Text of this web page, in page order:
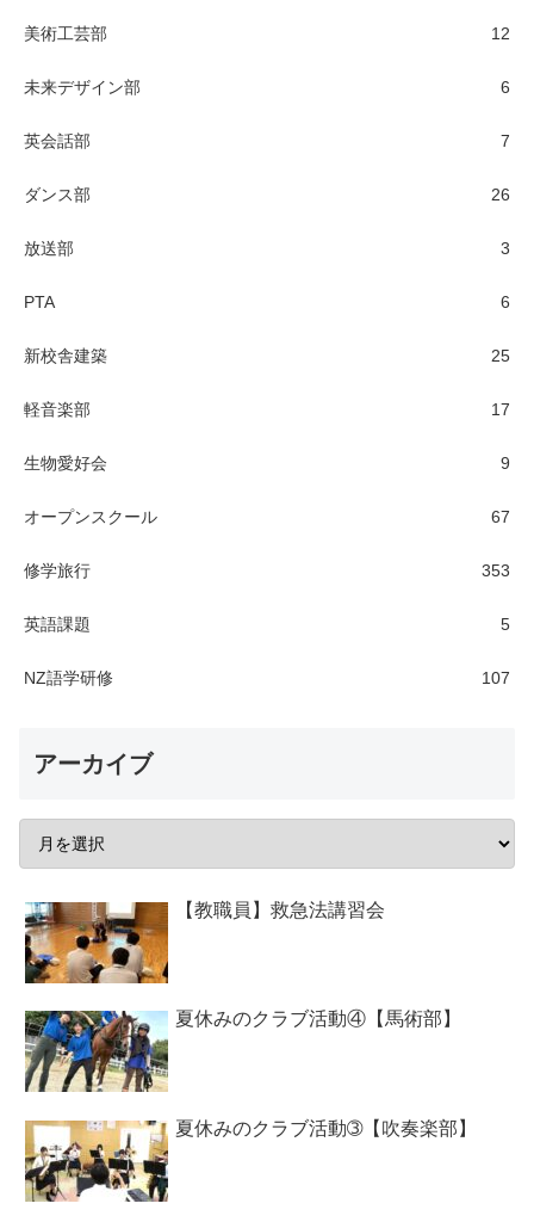
美術工芸部 12
未来デザイン部 6
英会話部 7
ダンス部 26
放送部 3
PTA 6
新校舎建築 25
軽音楽部 17
生物愛好会 9
オープンスクール 67
修学旅行 353
英語課題 5
NZ語学研修 107
アーカイブ
【教職員】救急法講習会
夏休みのクラブ活動④【馬術部】
夏休みのクラブ活動➂【吹奏楽部】